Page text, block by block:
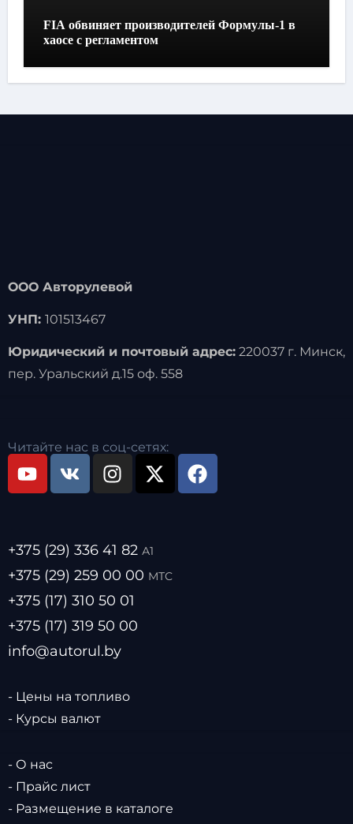
FIA обвиняет производителей Формулы-1 в
хаосе с регламентом
ООО Авторулевой
УНП: 101513467
Юридический и почтовый адрес:220037 г. Минск,
пер. Уральский д.15 оф. 558
Читайте нас в соц-сетях:
+375 (29) 336 41 82 А1
+375 (29) 259 00 00 МТС
+375 (17) 310 50 01
+375 (17) 319 50 00
info@autorul.by
- Цены на топливо
- Курсы валют
- О нас
- Прайс лист
- Размещение в каталоге